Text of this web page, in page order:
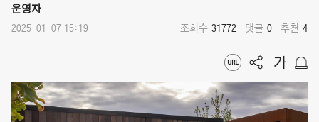
운영자
2025-01-07 15:19 조회수 31772 댓글 0 추천 4